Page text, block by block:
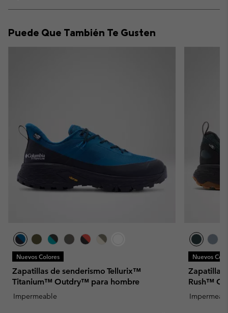
or
Puede Que También Te Gusten
Nuevos Colores
Zapatillas de senderismo Tellurix™
Titanium™ Outdry™ para hombre
Impermeable
Nuevos
Zapatillas
Rush™